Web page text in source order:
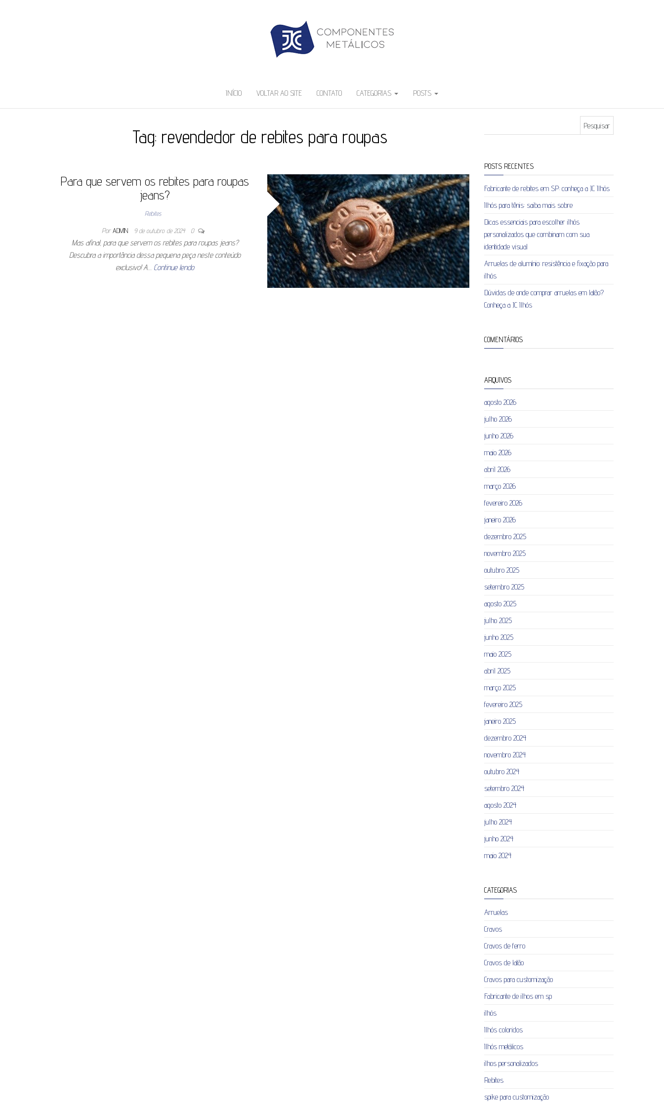
INÍCIO VOLTAR AO SITE CONTATO CATEGORIAS POSTS
Tag: revendedor de rebites para roupas
Para que servem os rebites para roupas
jeans?
Rebites
Por ADMIN 9 de outubro de 2024 0
Mas afinal, para que servem os rebites para roupas jeans?
Descubra a importância dessa pequena peça neste conteúdo
exclusivo! A… Continue lendo
POSTS RECENTES
Fabricante de rebites em SP: conheça a JC Ilhós
Ilhós para tênis: saiba mais sobre
Dicas essenciais para escolher ilhós
personalizados que combinam com sua
identidade visual
Arruelas de alumínio: resistência e fixação para
ilhós
Dúvidas de onde comprar arruelas em latão?
Conheça a JC Ilhós
COMENTÁRIOS
ARQUIVOS
agosto 2026
julho 2026
junho 2026
maio 2026
abril 2026
março 2026
fevereiro 2026
janeiro 2026
dezembro 2025
novembro 2025
outubro 2025
setembro 2025
agosto 2025
julho 2025
junho 2025
maio 2025
abril 2025
março 2025
fevereiro 2025
janeiro 2025
dezembro 2024
novembro 2024
outubro 2024
setembro 2024
agosto 2024
julho 2024
junho 2024
maio 2024
CATEGORIAS
Arruelas
Cravos
Cravos de ferro
Cravos de latão
Cravos para customização
Fabricante de ilhos em sp
ilhós
Ilhós coloridos
Ilhós metálicos
ilhos personalizados
Rebites
spike para customização